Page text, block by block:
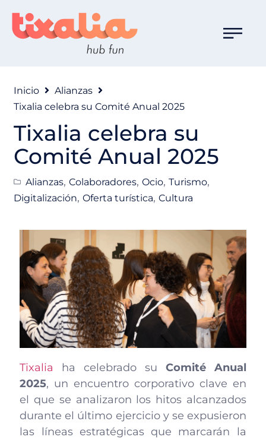
Inicio
Alianzas
Tixalia celebra su Comité Anual 2025
Tixalia celebra su
Comité Anual 2025
Alianzas, Colaboradores, Ocio, Turismo,
Digitalización, Oferta turística, Cultura
Tixalia ha celebrado su Comité Anual
2025, un encuentro corporativo clave en
el que se analizaron los hitos alcanzados
durante el último ejercicio y se expusieron
las líneas estratégicas que marcarán la